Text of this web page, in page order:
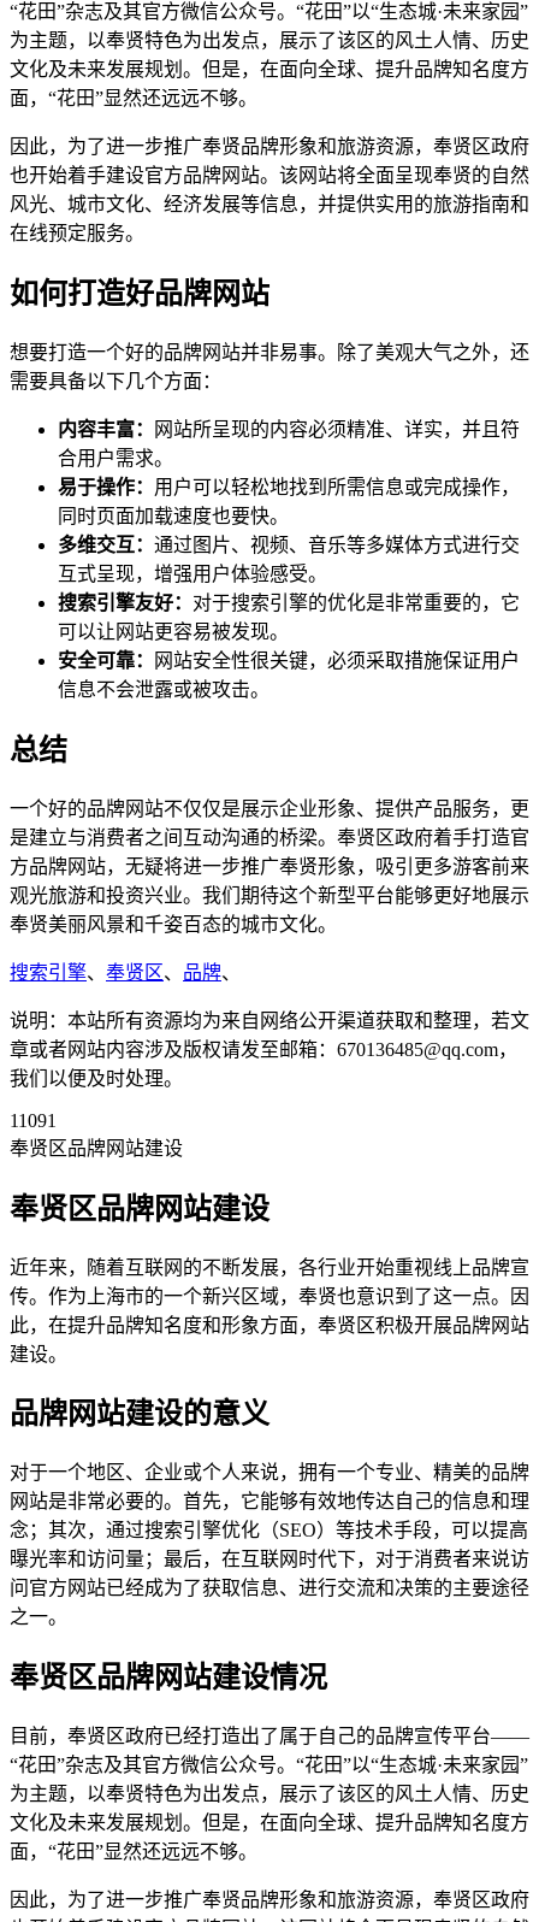
“花田”杂志及其官方微信公众号。“花田”以“生态城·未来家园”
为主题，以奉贤特色为出发点，展示了该区的风土人情、历史
文化及未来发展规划。但是，在面向全球、提升品牌知名度方
面，“花田”显然还远远不够。
因此，为了进一步推广奉贤品牌形象和旅游资源，奉贤区政府
也开始着手建设官方品牌网站。该网站将全面呈现奉贤的自然
风光、城市文化、经济发展等信息，并提供实用的旅游指南和
在线预定服务。
如何打造好品牌网站
想要打造一个好的品牌网站并非易事。除了美观大气之外，还
需要具备以下几个方面：
内容丰富：
网站所呈现的内容必须精准、详实，并且符
合用户需求。
易于操作： 用户可以轻松地找到所需信息或完成操作，
同时页面加载速度也要快。
多维交互： 通过图片、视频、音乐等多媒体方式进行交
互式呈现，增强用户体验感受。
搜索引擎友好： 对于搜索引擎的优化是非常重要的，它
可以让网站更容易被发现。
安全可靠：
网站安全性很关键，必须采取措施保证用户
信息不会泄露或被攻击。
总结
一个好的品牌网站不仅仅是展示企业形象、提供产品服务，更
是建立与消费者之间互动沟通的桥梁。奉贤区政府着手打造官
方品牌网站，无疑将进一步推广奉贤形象，吸引更多游客前来
观光旅游和投资兴业。我们期待这个新型平台能够更好地展示
奉贤美丽风景和千姿百态的城市文化。
搜索引擎、 奉贤区、 品牌、
说明：本站所有资源均为来自网络公开渠道获取和整理，若文
章或者网站内容涉及版权请发至邮箱：670136485@qq.com，
我们以便及时处理。
11091
奉贤区品牌网站建设
奉贤区品牌网站建设
近年来，随着互联网的不断发展，各行业开始重视线上品牌宣
传。作为上海市的一个新兴区域，奉贤也意识到了这一点。因
此，在提升品牌知名度和形象方面，奉贤区积极开展品牌网站
建设。
品牌网站建设的意义
对于一个地区、企业或个人来说，拥有一个专业、精美的品牌
网站是非常必要的。首先，它能够有效地传达自己的信息和理
念；其次，通过搜索引擎优化（SEO）等技术手段，可以提高
曝光率和访问量；最后，在互联网时代下，对于消费者来说访
问官方网站已经成为了获取信息、进行交流和决策的主要途径
之一。
奉贤区品牌网站建设情况
目前，奉贤区政府已经打造出了属于自己的品牌宣传平台——
“花田”杂志及其官方微信公众号。“花田”以“生态城·未来家园”
为主题，以奉贤特色为出发点，展示了该区的风土人情、历史
文化及未来发展规划。但是，在面向全球、提升品牌知名度方
面，“花田”显然还远远不够。
因此，为了进一步推广奉贤品牌形象和旅游资源，奉贤区政府